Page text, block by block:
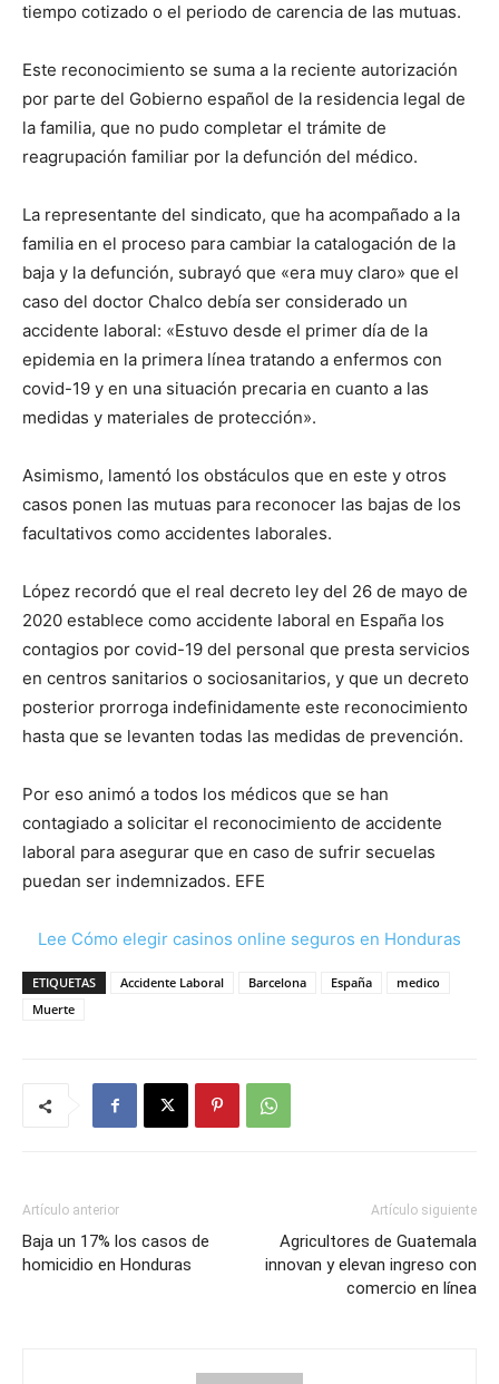
tiempo cotizado o el periodo de carencia de las mutuas.
Este reconocimiento se suma a la reciente autorización
por parte del Gobierno español de la residencia legal de
la familia, que no pudo completar el trámite de
reagrupación familiar por la defunción del médico.
La representante del sindicato, que ha acompañado a la
familia en el proceso para cambiar la catalogación de la
baja y la defunción, subrayó que «era muy claro» que el
caso del doctor Chalco debía ser considerado un
accidente laboral: «Estuvo desde el primer día de la
epidemia en la primera línea tratando a enfermos con
covid-19 y en una situación precaria en cuanto a las
medidas y materiales de protección».
Asimismo, lamentó los obstáculos que en este y otros
casos ponen las mutuas para reconocer las bajas de los
facultativos como accidentes laborales.
López recordó que el real decreto ley del 26 de mayo de
2020 establece como accidente laboral en España los
contagios por covid-19 del personal que presta servicios
en centros sanitarios o sociosanitarios, y que un decreto
posterior prorroga indefinidamente este reconocimiento
hasta que se levanten todas las medidas de prevención.
Por eso animó a todos los médicos que se han
contagiado a solicitar el reconocimiento de accidente
laboral para asegurar que en caso de sufrir secuelas
puedan ser indemnizados. EFE
Lee Cómo elegir casinos online seguros en Honduras
ETIQUETAS Accidente Laboral Barcelona España
medico
Muerte
Artículo anterior
Baja un 17% los casos de
homicidio en Honduras
Artículo siguiente
Agricultores de Guatemala
innovan y elevan ingreso con
comercio en línea